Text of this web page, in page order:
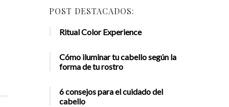
POST DESTACADOS:
Ritual Color Experience
Cómo iluminar tu cabello según la
forma de tu rostro
6 consejos para el cuidado del
cabello